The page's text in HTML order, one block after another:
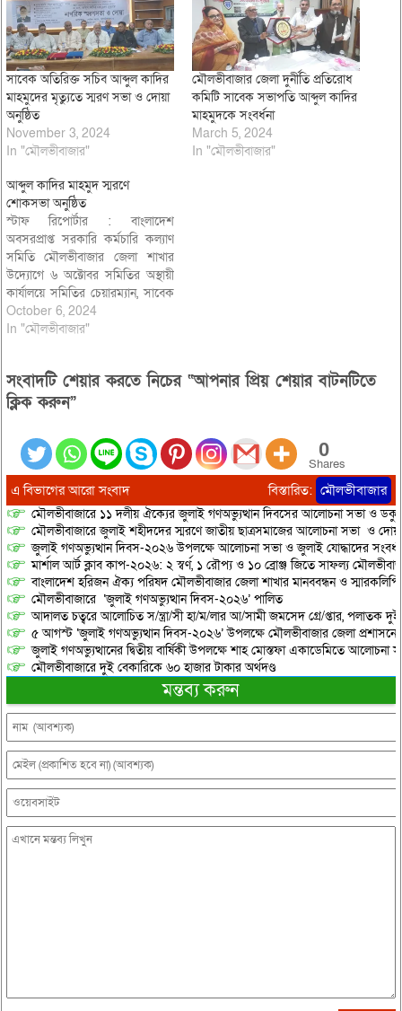
সাবেক অতিরিক্ত সচিব আব্দুল কাদির
মাহমুদের মৃত্যুতে স্মরণ সভা ও দোয়া
অনুষ্ঠিত
November 3, 2024
In "মৌলভীবাজার"
মৌলভীবাজার জেলা দুর্নীতি প্রতিরোধ
কমিটি সাবেক সভাপতি আব্দুল কাদির
মাহমুদকে সংবর্ধনা
March 5, 2024
In "মৌলভীবাজার"
আব্দুল কাদির মাহমুদ স্মরণে
শোকসভা অনুষ্ঠিত
স্টাফ রিপোর্টার : বাংলাদেশ
অবসরপ্রাপ্ত সরকারি কর্মচারি কল্যাণ
সমিতি মৌলভীবাজার জেলা শাখার
উদ্যোগে ৬ অক্টোবর সমিতির অস্থায়ী
কার্যালয়ে সমিতির চেয়ারম্যান, সাবেক
অতিরিক্ত সচিব, উন্নয়ন সহায়ক সংস্থা
(উসস) এর প্রতিষ্ঠাতা, পুদিনাপুর উচ্চ
স্মরণসভা অনুষ্ঠিত হয়। ভারপ্রাপ্ত
চেয়ারম্য আজির উদ্দিন চৌধুরীর…
October 6, 2024
In "মৌলভীবাজার"
সংবাদটি শেয়ার করতে নিচের “আপনার প্রিয় শেয়ার বাটনটিতে
ক্লিক করুন”
0
Shares
এ বিভাগের আরো সংবাদ বিস্তারিত: মৌলভীবাজার
মৌলভীবাজারে ১১ দলীয় ঐক্যের জুলাই গণঅভ্যুত্থান দিবসের আলোচনা সভা ও
মৌলভীবাজারে জুলাই শহীদদের স্মরণে জাতীয় ছাত্রসমাজের আলোচনা সভা ও
জুলাই গণঅভ্যুত্থান দিবস-২০২৬ উপলক্ষে আলোচনা সভা ও জুলাই যোদ্ধাদের
মার্শাল আর্ট ক্লাব কাপ-২০২৬: ২ স্বর্ণ, ১ রৌপ্য ও ১০ ব্রোঞ্জ জিতে সাফল্য
বাংলাদেশ হরিজন ঐক্য পরিষদ মৌলভীবাজার জেলা শাখার মানববন্ধন ও স্মারকলিপি
মৌলভীবাজারে ‘জুলাই গণঅভ্যুত্থান দিবস-২০২৬’ পালিত
আদালত চত্বরে আলোচিত স/ন্ত্রা/সী হা/ম/লার আ/সামী জমসেদ গ্রে/প্তার, পলাতক দুই
৫ আগস্ট ‘জুলাই গণঅভ্যুত্থান দিবস-২০২৬’ উপলক্ষে মৌলভীবাজার জেলা
জুলাই গণঅভ্যুত্থানের দ্বিতীয় বার্ষিকী উপলক্ষে শাহ মোস্তফা একাডেমিতে আলোচনা
মৌলভীবাজারে দুই বেকারিকে ৬০ হাজার টাকার অর্থদণ্ড
মন্তব্য করুন